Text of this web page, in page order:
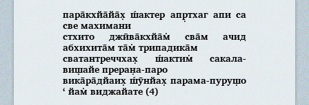
пара̄кхйа̄йа̄х̣ ш́актер апр̣тхаг апи са
све махимани
стхито джӣва̄кхйа̄м̇ сва̄м ачид
абхихита̄м та̄м̇ трипадика̄м
сватантреччхах̣ ш́актим̇ сакала-
виш̣айе преран̣а-паро
вика̄ра̄дйаих̣ ш́ӯнйах̣ парама-пуруш̣о
‘ йам̇ виджайате (4)